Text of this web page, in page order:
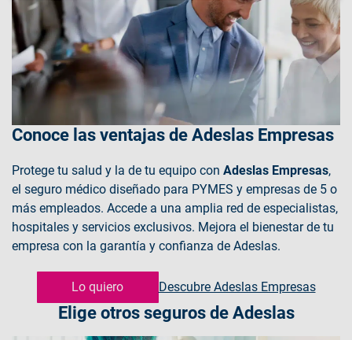
Conoce las ventajas de Adeslas Empresas
Protege tu salud y la de tu equipo con Adeslas Empresas,
el seguro médico diseñado para PYMES y empresas de 5 o
más empleados. Accede a una amplia red de especialistas,
hospitales y servicios exclusivos. Mejora el bienestar de tu
empresa con la garantía y confianza de Adeslas.
Lo quiero Descubre Adeslas Empresas
Elige otros seguros de Adeslas